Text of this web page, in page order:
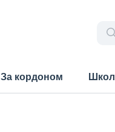
За кордоном